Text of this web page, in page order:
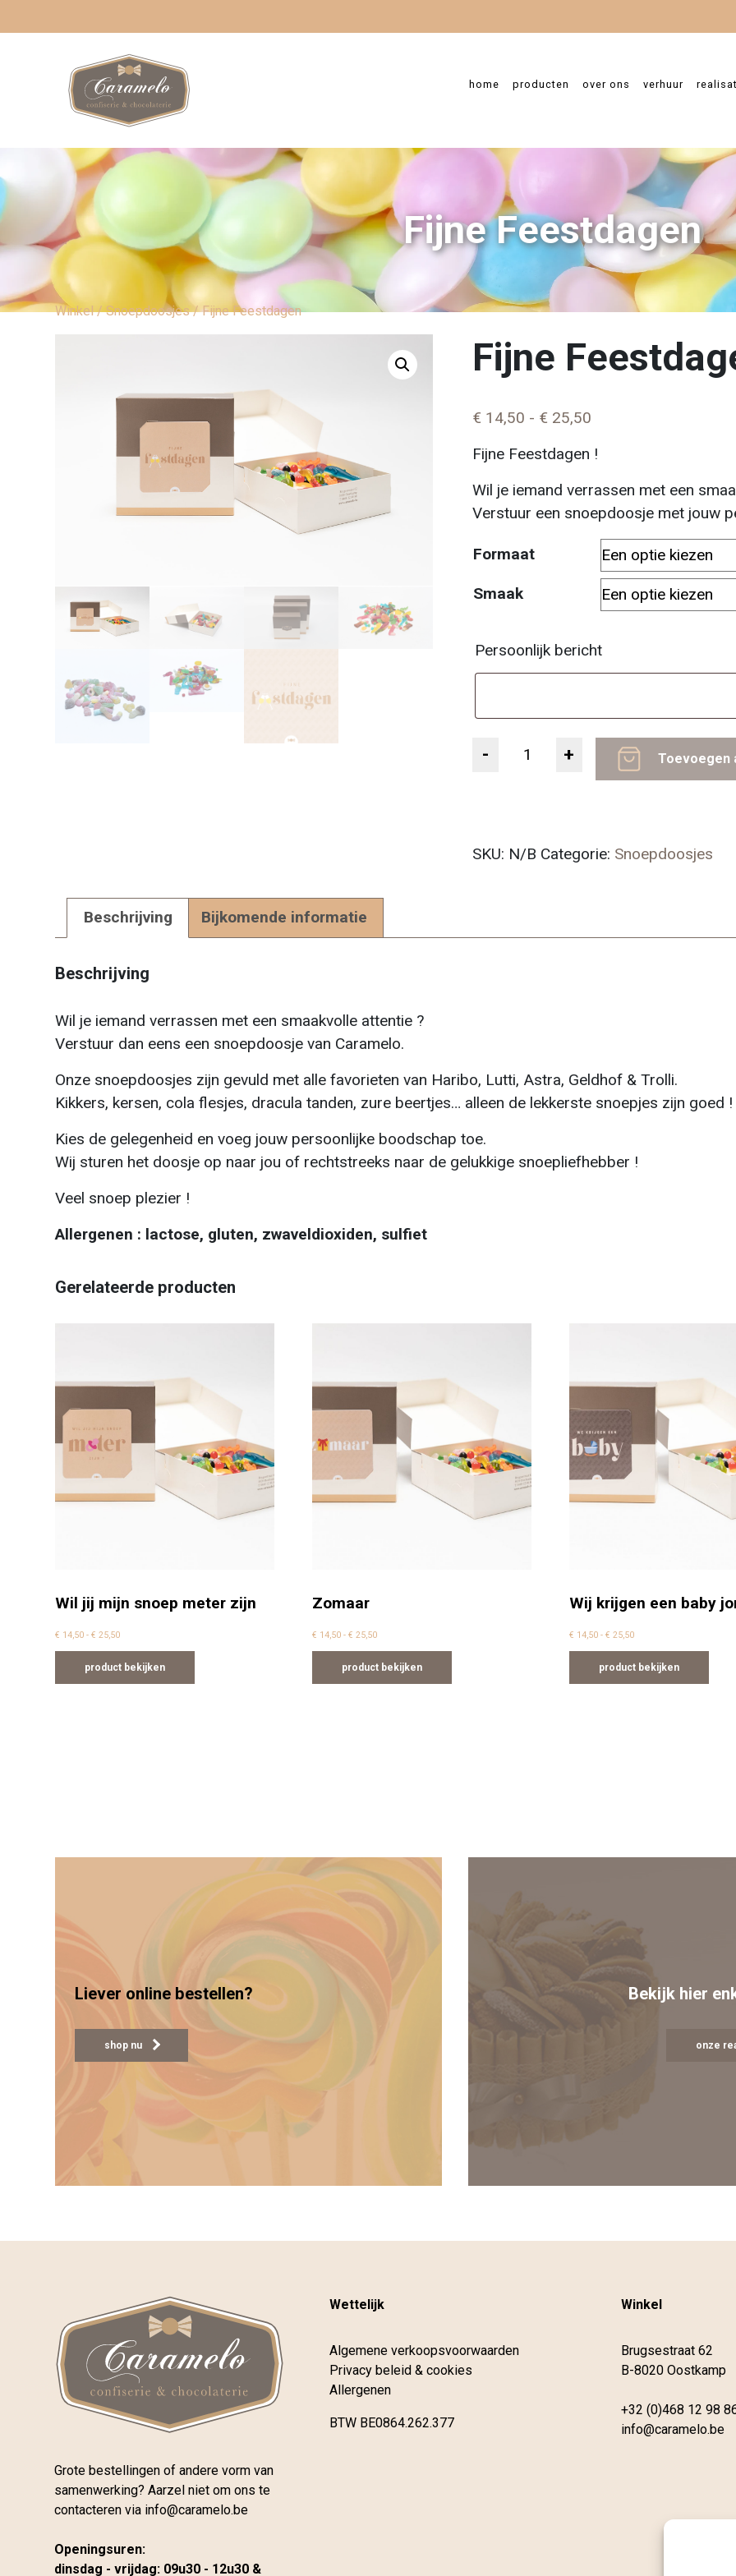
home producten over ons verhuur
Fijne Feestdagen
Winkel/Snoepdoosjes/ Fijne Feestdagen
Fijne
€ 14,50 - € 25,50
Fijne Feestdagen !
Wil je iemand verrassen met een
Verstuur een snoepdoosje met jouw
Formaat
Smaak
Persoonlijk bericht
Toevoegen
SKU: N/B Categorie: Snoepdoosjes
Beschrijving Bijkomende informatie
Beschrijving
Wil je iemand verrassen met een smaakvolle attentie ?
Verstuur dan eens een snoepdoosje van Caramelo.
Onze snoepdoosjes zijn gevuld met alle favorieten van Haribo, Lutti, Astra, Geldhof & Trolli.
Kikkers, kersen, cola flesjes, dracula tanden, zure beertjes… alleen de lekkerste snoepjes zijn goed !
Kies de gelegenheid en voeg jouw persoonlijke boodschap toe.
Wij sturen het doosje op naar jou of rechtstreeks naar de gelukkige snoepliefhebber !
Veel snoep plezier !
Allergenen : lactose, gluten, zwaveldioxiden, sulfiet
Gerelateerde producten
Wil jij mijn snoep meter zijn
€ 14,50 - € 25,50Prijsklasse: € 14,50 tot € 25,50
product bekijken
Zomaar
€ 14,50 - € 25,50Prijsklasse: € 14,50 tot € 25,50
product bekijken
Wij krijgen een baby
€ 14,50 - € 25,50Prijsklasse: € 14,50 tot €
product bekijken
Liever online bestellen?
shop nu
Bekijk hier
onze
Grote bestellingen of andere vorm van
samenwerking? Aarzel niet om ons te
contacteren via info@caramelo.be
Openingsuren:
dinsdag - vrijdag: 09u30 - 12u30 &
Wettelijk
Algemene verkoopsvoorwaarden
Privacy beleid & cookies
Allergenen
BTW BE0864.262.377
Winkel
Brugsestraat 62
B-8020 Oostkamp
+32 (0)468 12 98
info@caramelo.be